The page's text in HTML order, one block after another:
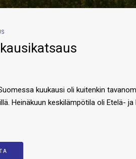
kuukausi oli kuitenkin
Heinäkuun keskilämpötila oli Etelä-